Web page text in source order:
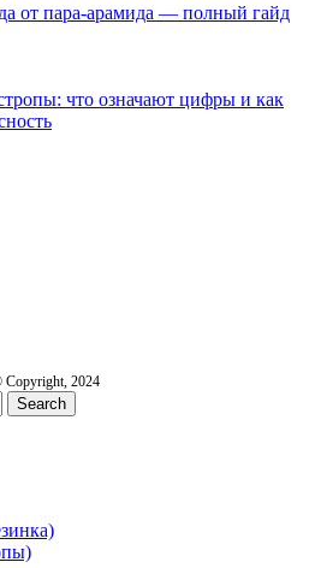
от пара-арамида — полный гайд
что означают цифры и как
Copyright, 2024
Search